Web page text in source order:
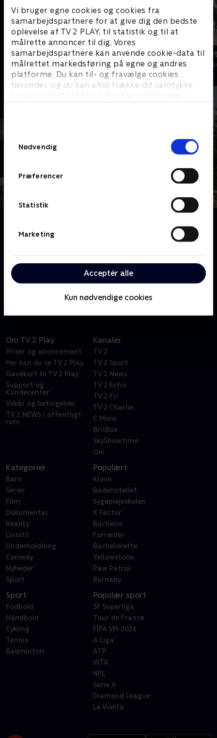
Vi bruger egne cookies og cookies fra
samarbejdspartnere for at give dig den bedste
oplevelse af TV 2 PLAY, til statistik og til at
målrette annoncer til dig. Vores
samarbejdspartnere kan anvende cookie-data til
målrettet markedsføring på egne og andres
platforme. Du kan til- og fravælge cookies
herunder, og du kan altid trække dit samtykke
tilbage ved at klikke på ’Cookie-indstillinger’ i
Nødvendig
Præferencer
Statistik
Marketing
Acceptér alle
Kun nødvendige cookies
Bjergets helte
Drama • 15 sæsoner Drama • 10
Efter flere år har bjerglægen Martin Gruber det
endelig godt med sin kæreste Anne, og de nyder
vej. Franziska er gravid, og Martin er far til hendes
baby. Efter at Anne opdager graviditeten, er hun
Om TV 2 Play
Priser og abonnement
Her kan du se TV 2 Play
Gavekort til TV 2 Play
Support og
Kundecenter
Vilkår og betingelser
TV 2 NEWS i offentligt
rum
Kanaler
TV 2
TV 2 Sport
TV 2 News
TV 2 Echo
TV 2 Fri
TV 2 Charlie
C More
BritBox
SkyShowtime
Oiii
Kategorier
Børn
Serier
Film
Dokumentar
Reality
Livsstil
Underholdning
Comedy
Nyheder
Sport
Populært
Klovn
Badehotellet
Sygeplejeskolen
X Factor
Bachelor
Forræder
Bachelorette
Yellowstone
Paw Patrol
Barnaby
Sport
Fodbold
Håndbold
Cykling
Tennis
Badminton
Populær sport
3F Superliga
Tour de France
FIFA VM 2026
A Liga
ATP
WTA
NFL
Serie A
Diamond League
La Vuelta